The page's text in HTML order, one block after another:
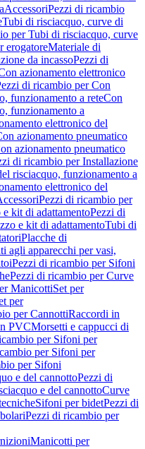
AccessoriPezzi di ricambio
Tubi di risciacquo, curve di
per Tubi di risciacquo, curve
erogatoreMateriale di
da incassoPezzi di
azionamento elettronico
di ricambio per Con
funzionamento a reteCon
funzionamento a
elettronico del
azionamento pneumatico
azionamento pneumatico
di ricambio per Installazione
risciacquo, funzionamento a
elettronico del
Pezzi di ricambio per
kit di adattamentoPezzi di
e kit di adattamentoTubi di
Placche di
agli apparecchi per vasi,
Pezzi di ricambio per Sifoni
Pezzi di ricambio per Curve
ManicottiSet per
per
per CannottiRaccordi in
PVCMorsetti e cappucci di
per Sifoni per
per Sifoni per
per Sifoni
e del cannottoPezzi di
e del cannottoCurve
Sifoni per bidetPezzi di
Pezzi di ricambio per
Manicotti per